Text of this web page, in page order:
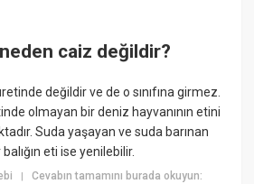
caiz değildir?
değildir ve de o sınıfına girmez.
olmayan bir deniz hayvanının etini
Suda yaşayan ve suda barınan
eti ise yenilebilir.
|Cevabın tamamını burada okuyun: